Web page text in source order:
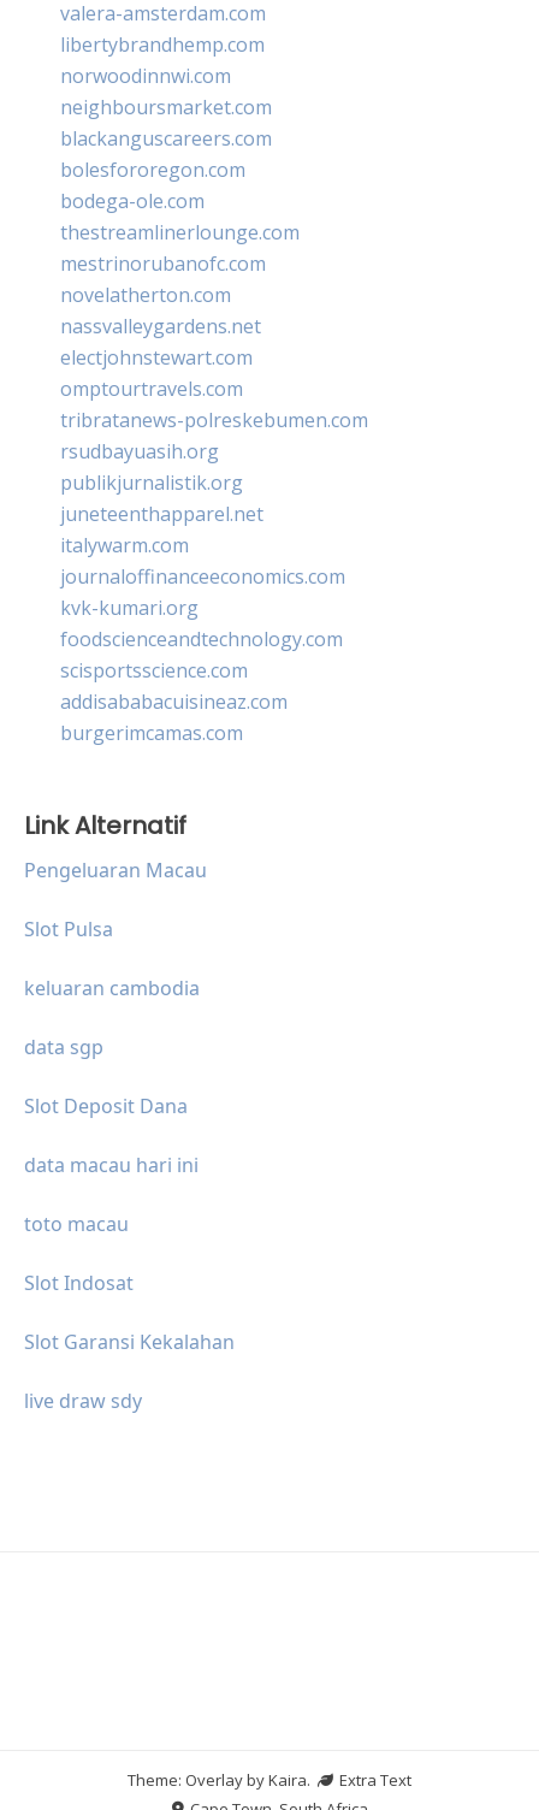
valera-amsterdam.com
libertybrandhemp.com
norwoodinnwi.com
neighboursmarket.com
blackanguscareers.com
bolesfororegon.com
bodega-ole.com
thestreamlinerlounge.com
mestrinorubanofc.com
novelatherton.com
nassvalleygardens.net
electjohnstewart.com
omptourtravels.com
tribratanews-polreskebumen.com
rsudbayuasih.org
publikjurnalistik.org
juneteenthapparel.net
italywarm.com
journaloffinanceeconomics.com
kvk-kumari.org
foodscienceandtechnology.com
scisportsscience.com
addisababacuisineaz.com
burgerimcamas.com
Link Alternatif
Pengeluaran Macau
Slot Pulsa
keluaran cambodia
data sgp
Slot Deposit Dana
data macau hari ini
toto macau
Slot Indosat
Slot Garansi Kekalahan
live draw sdy
Theme: Overlay byKaira.
Extra Text